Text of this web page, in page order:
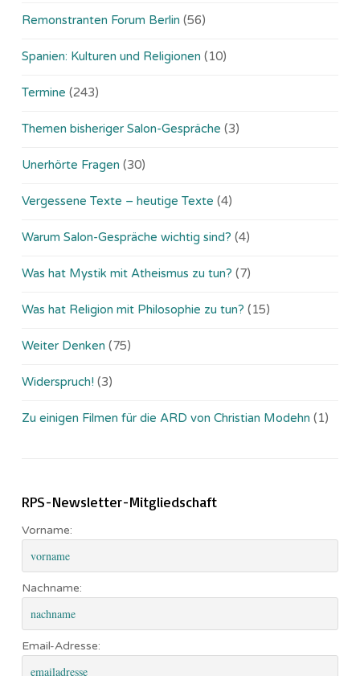
Remonstranten Forum Berlin (56)
Spanien: Kulturen und Religionen (10)
Termine (243)
Themen bisheriger Salon-Gespräche (3)
Unerhörte Fragen (30)
Vergessene Texte – heutige Texte (4)
Warum Salon-Gespräche wichtig sind? (4)
Was hat Mystik mit Atheismus zu tun? (7)
Was hat Religion mit Philosophie zu tun? (15)
Weiter Denken (75)
Widerspruch! (3)
Zu einigen Filmen für die ARD von Christian Modehn (1)
RPS-Newsletter-Mitgliedschaft
Vorname:
Nachname:
Email-Adresse: